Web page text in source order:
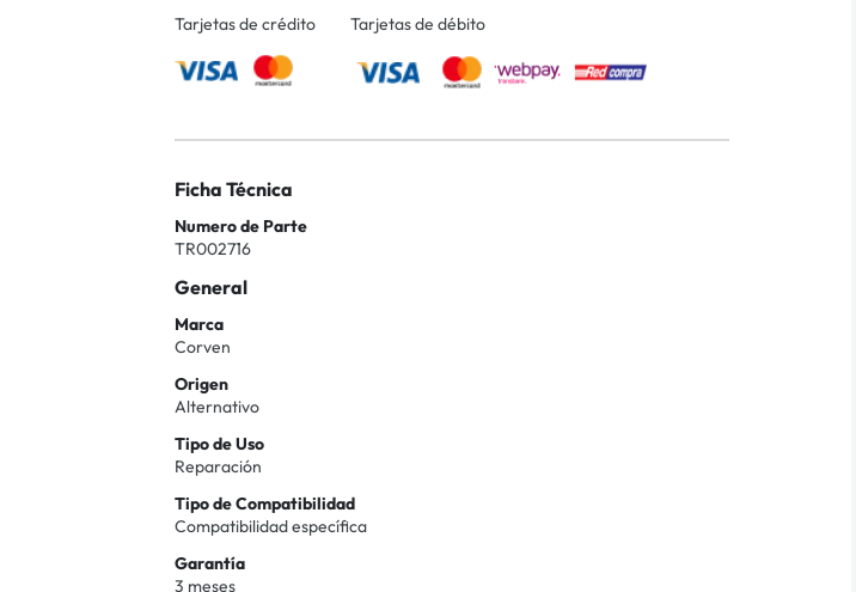
Tarjetas de crédito Tarjetas de débito
Ficha Técnica
Numero de Parte
TR002716
General
Marca
Corven
Origen
Alternativo
Tipo de Uso
Reparación
Tipo de Compatibilidad
Compatibilidad específica
Garantía
3 meses